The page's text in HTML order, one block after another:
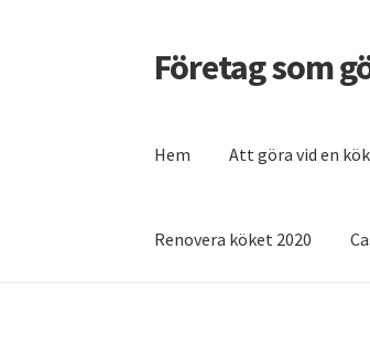
Skip
to
Skip
to
Företag som
Hem Att göra vid en
Renovera köket 2020